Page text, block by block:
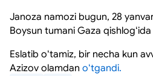
Janoza namozi bugun, 28
Boysun tumani Gaza qishlogʻida
Eslatib oʻtamiz, bir necha kun
Azizov olamdan oʻtgandi.